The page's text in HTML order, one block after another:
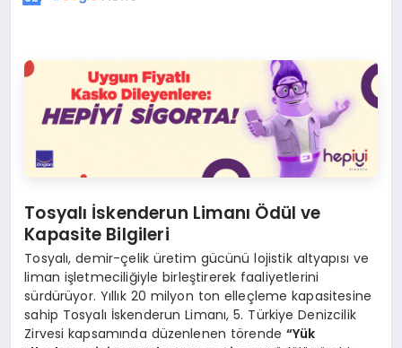
Tosyalı İskenderun Limanı Ödül ve
Kapasite Bilgileri
Tosyalı, demir-çelik üretim gücünü lojistik altyapısı ve
liman işletmeciliğiyle birleştirerek faaliyetlerini
sürdürüyor. Yıllık 20 milyon ton elleçleme kapasitesine
sahip Tosyalı İskenderun Limanı, 5. Türkiye Denizcilik
Zirvesi kapsamında düzenlenen törende “Yük